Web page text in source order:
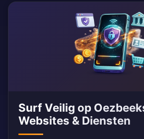
Surf Veilig op
Websites & Diensten